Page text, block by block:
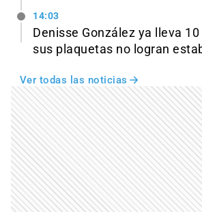
14:03
Denisse González ya lleva
sus plaquetas no logran
Ver todas las noticias